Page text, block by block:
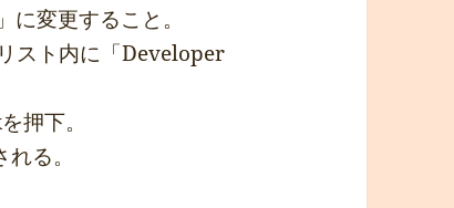
変更すること。
スト内に「Developer
押下。
る。